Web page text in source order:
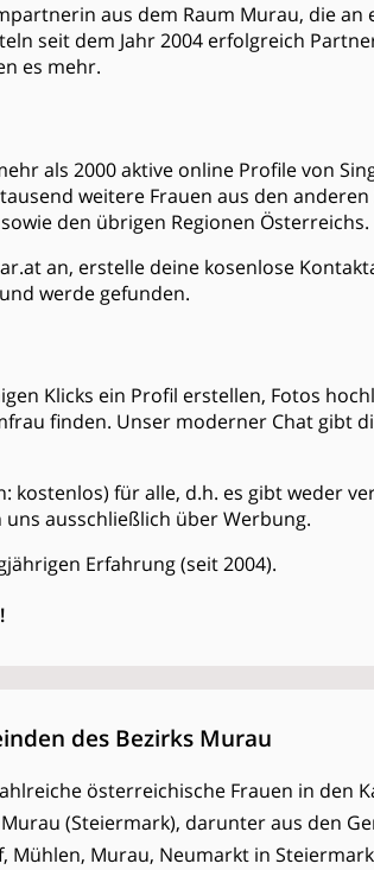
aus dem Raum Murau, die
seit dem Jahr 2004 erfolgreich
es mehr.
als 2000 aktive online Profile von
weitere Frauen aus den
den übrigen Regionen Österreichs.
an, erstelle deine kosenlose
werde gefunden.
Klicks ein Profil erstellen, Fotos
finden. Unser moderner Chat gibt
kostenlos) für alle, d.h. es gibt weder
ausschließlich über Werbung.
Erfahrung (seit 2004).
des Bezirks Murau
österreichische Frauen in den
(Steiermark), darunter aus den
Mühlen, Murau, Neumarkt in